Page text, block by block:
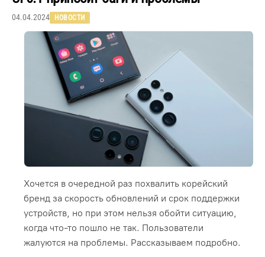
04.04.2024 НОВОСТИ
Хочется в очередной раз похвалить корейский
бренд за скорость обновлений и срок поддержки
устройств, но при этом нельзя обойти ситуацию,
когда что-то пошло не так. Пользователи
жалуются на проблемы. Рассказываем подробно.